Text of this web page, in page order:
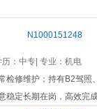
N1000151248
历：中专| 专业： 机电
检修维护；持有B2驾
稳定长期在岗，高效完